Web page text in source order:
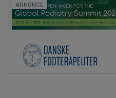
Hop
til
indholdet
ANNONCE